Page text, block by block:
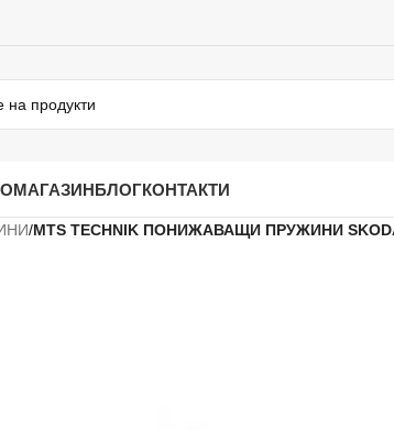
МАГАЗИНБЛОГКОНТАКТИ
/MTS TECHNIK ПОНИЖАВАЩИ ПРУЖИНИ SKODA